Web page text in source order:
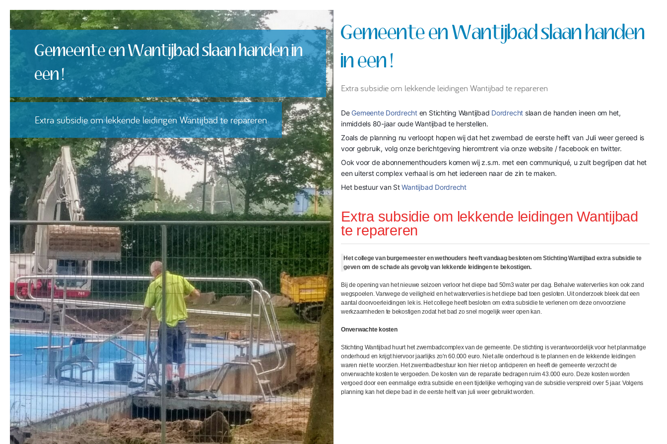
Gemeente en Wantijbad slaan handen in
een !
Extra subsidie om lekkende leidingen Wantijbad te repareren
Gemeente en Wantijbad slaan handen
in een !
Extra subsidie om lekkende leidingen Wantijbad te repareren
De Gemeente Dordrechten Stichting Wantijbad Dordrecht slaan de handen ineen om het,
inmiddels 80-jaar oude Wantijbad te herstellen.
Zoals de planning nu verloopt hopen wij dat het zwembad de eerste helft van Juli weer gereed is
voor gebruik, volg onze berichtgeving hieromtrent via onze website / facebook en twitter.
Ook voor de abonnementhouders komen wij z.s.m. met een communiqué, u zult begrijpen dat het
een uiterst complex verhaal is om het iedereen naar de zin te maken.
Het bestuur van StWantijbad Dordrecht
Extra subsidie om lekkende leidingen Wantijbad
te repareren
Het college van burgemeester en wethouders heeft vandaag besloten om Stichting Wantijbad extra subsidie te
geven om de schade als gevolg van lekkende leidingen te bekostigen.
Bij de opening van het nieuwe seizoen verloor het diepe bad 50m3 water per dag. Behalve waterverlies kon ook zand
wegspoelen. Vanwege de veiligheid en het waterverlies is het diepe bad toen gesloten. Uit onderzoek bleek dat een
aantal doorvoerleidingen lek is. Het college heeft besloten om extra subsidie te verlenen om deze onvoorziene
werkzaamheden te bekostigen zodat het bad zo snel mogelijk weer open kan.
Onverwachte kosten
Stichting Wantijbad huurt het zwembadcomplex van de gemeente. De stichting is verantwoordelijk voor het planmatige
onderhoud en krijgt hiervoor jaarlijks zo'n 60.000 euro. Niet alle onderhoud is te plannen en de lekkende leidingen
waren niet te voorzien. Het zwembadbestuur kon hier niet op anticiperen en heeft de gemeente verzocht de
onverwachte kosten te vergoeden. De kosten van de reparatie bedragen ruim 43.000 euro. Deze kosten worden
vergoed door een eenmalige extra subsidie en een tijdelijke verhoging van de subsidie verspreid over 5 jaar. Volgens
planning kan het diepe bad in de eerste helft van juli weer gebruikt worden.